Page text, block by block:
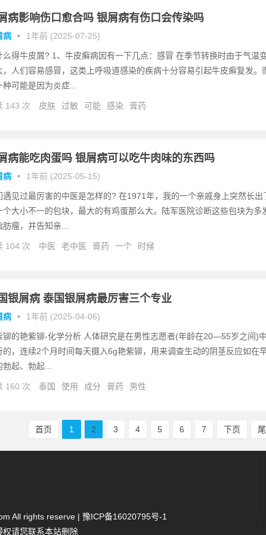
病影响伤口愈合吗 银屑病有伤口会传染吗
病 • 1年前 (2025-07-25)
么得牛皮屑? 1、牛皮癣病因有一下几点：感冒 在季节转换时由于气温
，人们容易感冒，这类上呼吸道感染的疾病十分容易引起牛皮癣复发。
种可能是因为炎症...
143 次 皮肤 过敏 可能 感染 膏药
病能吃肉蛋吗 银屑病可以吃牛肉味的东西吗
病 • 1年前 (2025-05-15)
遇见过最厉害的中医是怎样的? 在1971年，我的一个亲戚身上突然长出
个大小不一的包块，最大的有鸡蛋那么大。陆军医院诊断这些包块为多
肪瘤，并告知亲...
104 次 中医 老中医 膏药 一个 时候
银屑病 泰国银屑病最厉害三个专业
病 • 1年前 (2025-04-06)
铆的艳紫铆-化学分析 人体研究是在男性志愿者(年龄在20—55岁之间)中
的，连续2个月时间每天摄入6g艳紫铆，用来调查生动的阴茎反应如在
勃起、勃起...
160 次 泰国 使用 成分 膏药 男性
首页 1 2 3 4 5 6 7 下页
All rights reserve | 豫ICP备16020795号-1
请您联系本站删除